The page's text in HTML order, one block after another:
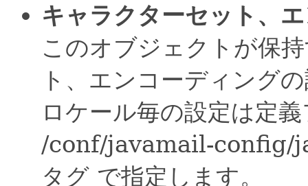
キャラクターセット、
このオブジェクトが保
ト、エンコーディング
ロケール毎の設定は定
/conf/javamail-config/
タグ で指定します。